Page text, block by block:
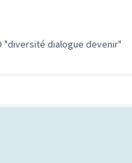
"diversité dialogue devenir"